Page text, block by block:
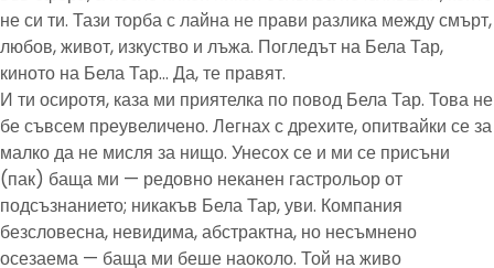
не си ти. Тази торба с лайна не прави разлика между смърт,
любов, живот, изкуство и лъжа. Погледът на Бела Тар,
киното на Бела Тар… Да, те правят.
И ти осиротя, каза ми приятелка по повод Бела Тар. Това не
бе съвсем преувеличено. Легнах с дрехите, опитвайки се за
малко да не мисля за нищо. Унесох се и ми се присъни
(пак) баща ми — редовно неканен гастрольор от
подсъзнанието; никакъв Бела Тар, уви. Компания
безсловесна, невидима, абстрактна, но несъмнено
осезаема — баща ми беше наоколо. Той на живо